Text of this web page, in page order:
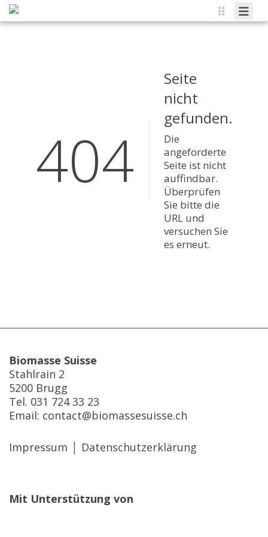
KONTAKT
404
Seite
nicht
gefunden.
Die
angeforderte
Seite ist nicht
auffindbar.
Überprüfen
Sie bitte die
URL und
versuchen Sie
es erneut.
Biomasse Suisse
Stahlrain 2
5200 Brugg
Tel. 031 724 33 23
Email: contact@biomassesuisse.ch
​​​​​​​​​​​​Impressum Datenschutzerklärung
Mit Unterstützung von